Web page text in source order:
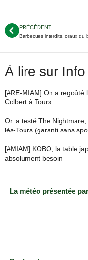
PRÉCÉDENT
À lire sur Info
[#RE-MIAM] On a regoûté
Colbert à Tours
On a testé The Nightmare,
lès-Tours (garanti sans
[#MIAM] KŌBŌ, la table
absolument besoin
La météo présentée par